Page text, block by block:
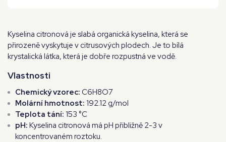
Kyselina citronová je slabá organická kyselina, která se
přirozeně vyskytuje v citrusových plodech. Je to bílá
krystalická látka, která je dobře rozpustná ve vodě.
Vlastnosti
Chemický vzorec: C6H8O7
Molární hmotnost: 192.12 g/mol
Teplota tání: 153 °C
pH: Kyselina citronová má pH přibližně 2-3 v
koncentrovaném roztoku.